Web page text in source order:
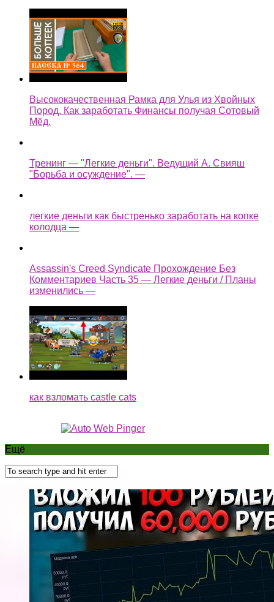
Высококачественная Рамка для Улья из Хвойных
Пород. Как заработать Финансы получая Сотовый
Мёд.
Тренинг — "Легкие деньги". Ведущий А. Свияш
"Борьба и осуждение". —
легкие деньги как быстренько заработать на копке
колодца —
Assassin's Creed Syndicate Прохождение Без
Комментариев Часть 35 — Легкие деньги / Планы
изменились —
как взломать castle cats
Ещё